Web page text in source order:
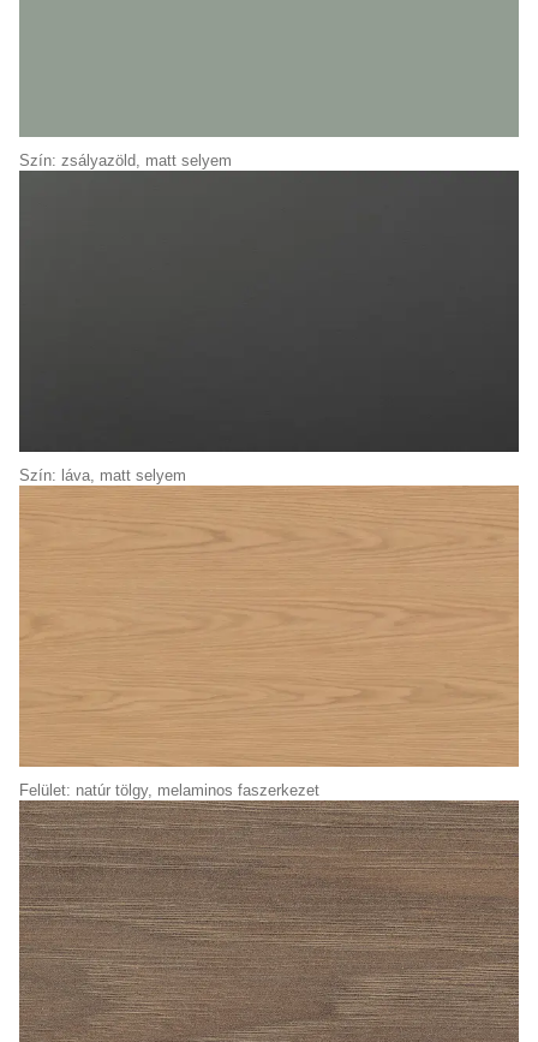
Szín: zsályazöld, matt selyem
Szín: láva, matt selyem
Felület: natúr tölgy, melaminos faszerkezet